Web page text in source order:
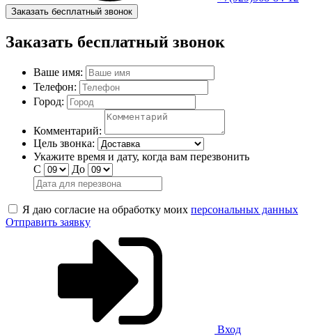
Заказать бесплатный звонок
Заказать бесплатный звонок
Ваше имя:
Телефон:
Город:
Комментарий:
Цель звонка:
Укажите время и дату, когда вам перезвонить
С
До
Я даю согласие на обработку моих персональных данных
Отправить заявку
Вход